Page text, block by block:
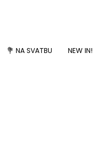
💐 NA SVATBU NEW IN!